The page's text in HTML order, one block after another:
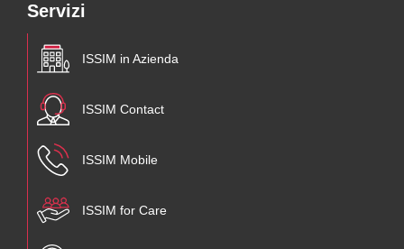
Servizi
ISSIM in Azienda
ISSIM Contact
ISSIM Mobile
ISSIM for Care